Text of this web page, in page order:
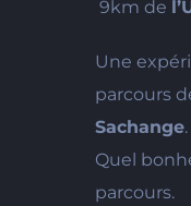
9km de
Une
parcours
Sachange.
Quel
parcours.